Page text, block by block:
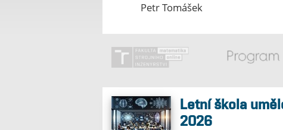
Petr Tomášek
Letní škola umělé inteligence
2026